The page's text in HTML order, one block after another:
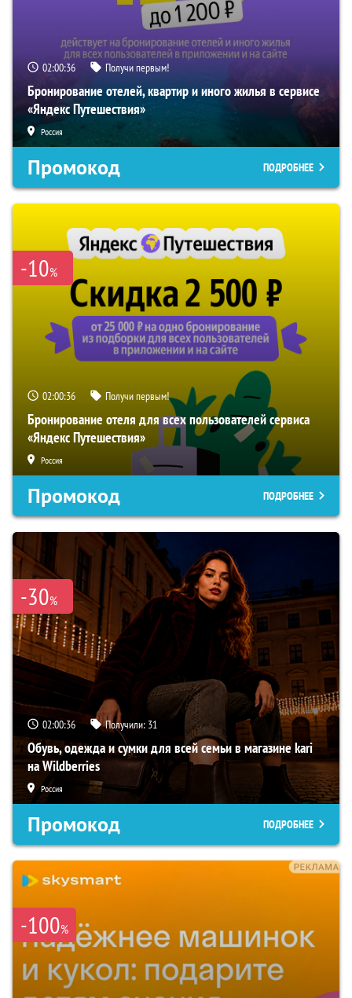
02:00:35 Получи первым!
Бронирование отелей, квартир и иного жилья в сервисе
«Яндекс Путешествия»
Россия
Промокод ПОДРОБНЕЕ
-10%
02:00:35 Получи первым!
Бронирование отеля для всех пользователей сервиса
«Яндекс Путешествия»
Россия
Промокод ПОДРОБНЕЕ
-30%
02:00:35 Получили: 31
Обувь, одежда и сумки для всей семьи в магазине kari
на Wildberries
Россия
Промокод ПОДРОБНЕЕ
-100%